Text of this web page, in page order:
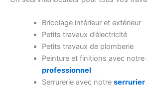
Bricolage intérieur et extérieur
Petits travaux d’électricité
Petits travaux de plomberie
Peinture et finitions avec notre
professionnel
Serrurerie avec notre serrurier